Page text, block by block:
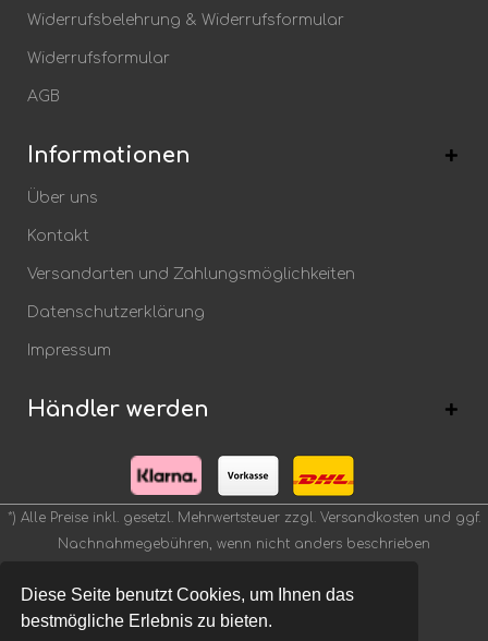
Diese Seite benutzt Cookies, um Ihnen das
bestmögliche Erlebnis zu bieten.
Widerrufsbelehrung & Widerrufsformular
Widerrufsformular
AGB
Informationen
Über uns
Kontakt
Versandarten und Zahlungsmöglichkeiten
Datenschutzerklärung
Impressum
Händler werden
*) Alle Preise inkl. gesetzl. Mehrwertsteuer zzgl. Versandkosten und ggf.
Nachnahmegebühren, wenn nicht anders beschrieben
Theme by- webfellows UG